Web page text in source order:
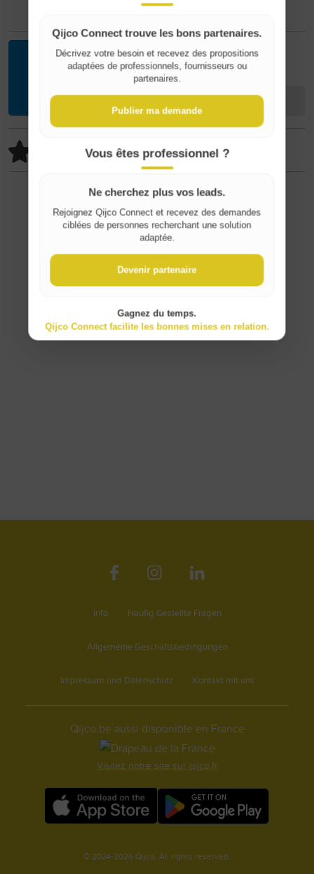
Jean H
Kontakt
100% positiv (1/1)
⚠️ Unangemessenen Inhalt melden
Info Haufig Gestellte Fragen
Allgemeine Geschäftsbedingungen
Impressum und Datenschutz Kontakt mit uns
Qijco.be aussi disponible en France
Visitez notre site sur qijco.fr
© 2024-2026 Qijco. All rights reserved.
Where do you live?
Qijco Connect trouve les bons partenaires.
Décrivez votre besoin et recevez des propositions
adaptées de professionnels, fournisseurs ou
partenaires.
Publier ma demande
Vous êtes professionnel ?
Ne cherchez plus vos leads.
Rejoignez Qijco Connect et recevez des demandes
ciblées de personnes recherchant une solution
adaptée.
Devenir partenaire
Gagnez du temps.
Qijco Connect facilite les bonnes mises en relation.